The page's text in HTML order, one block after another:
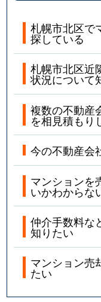
札幌市北区で
探している
札幌市北区近
状況について
複数の不動産
を相見積もり
今の不動産会
マンションを
いかわからな
仲介手数料な
知りたい
マンション売
たい